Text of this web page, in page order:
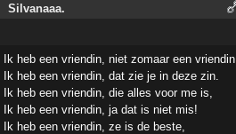
Silvanaaa.
Ik heb een vriendin, niet zomaar een vriendin.
Ik heb een vriendin, dat zie je in deze zin.
Ik heb een vriendin, die alles voor me is,
Ik heb een vriendin, ja dat is niet mis!
Ik heb een vriendin, ze is de beste,